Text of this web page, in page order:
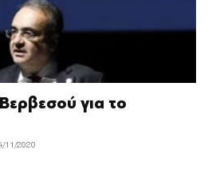
για το
11/2020